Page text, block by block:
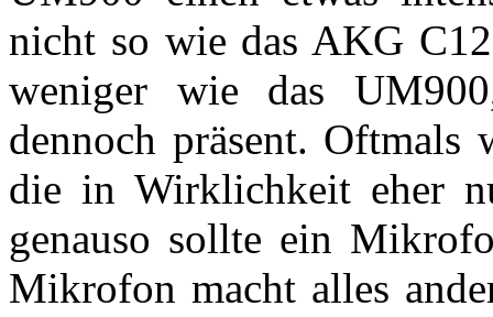
nicht so wie das AKG
weniger wie das
dennoch präsent.
die in Wirklichkeit eher
genauso sollte ein
Mikrofon macht alles